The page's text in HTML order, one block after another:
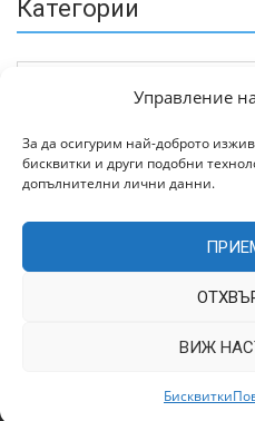
Управление
За да осигурим най-доброто
бисквитки и други подобни
допълнителни лични данни.
ВИЖ
Бисквитки
Категории
Архив
TrakiaWorld.com само с